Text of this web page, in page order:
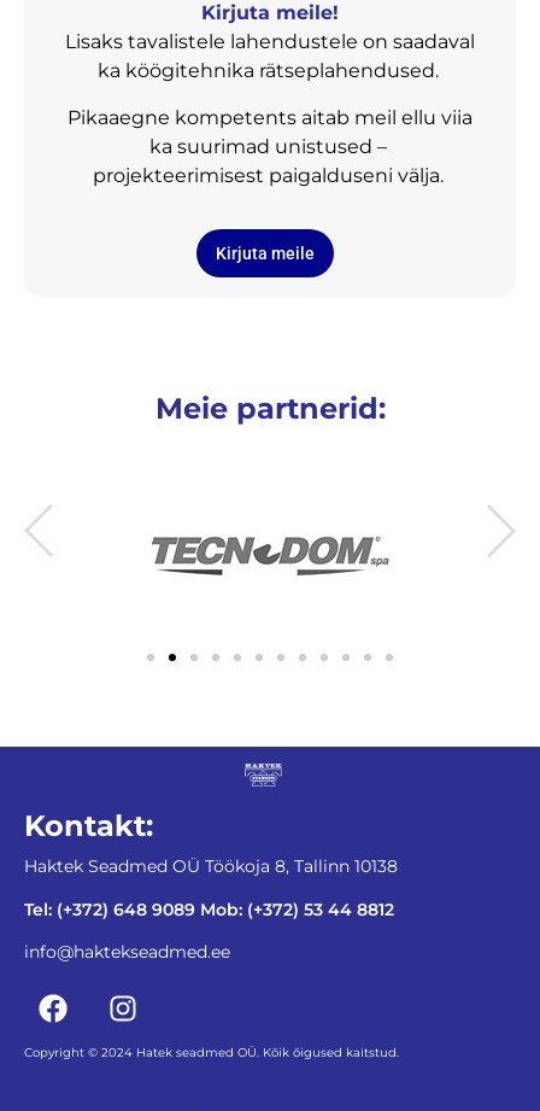
Kirjuta meile!
Lisaks tavalistele lahendustele on saadaval
ka köögitehnika rätseplahendused.
Pikaaegne kompetents aitab meil ellu viia
ka suurimad unistused –
projekteerimisest paigalduseni välja.
Kirjuta meile
Meie partnerid:
Kontakt:
Haktek Seadmed OÜ Töökoja 8, Tallinn 10138
Tel: (+372) 648 9089 Mob: (+372) 53 44 8812
info@haktekseadmed.ee
Copyright © 2024 Hatek seadmed OÜ. Kõik õigused kaitstud.